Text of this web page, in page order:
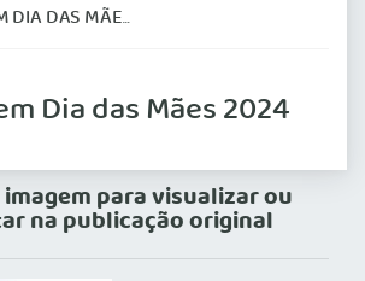
DAS MÃES 2024
Dia das Mães 2024
para visualizar ou
na publicação original